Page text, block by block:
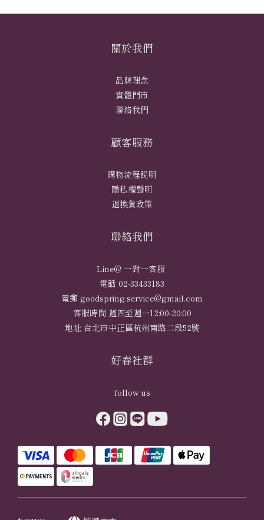
關於我們
品牌理念
實體門市
聯絡我們
顧客服務
購物流程說明
隱私權聲明
退換貨政策
聯絡我們
Line@ 一對一客服
電話 02-33433183
電郵 goodspring.service@gmail.com
客服時間 週四至週一12:00-20:00
地址 台北市中正區杭州南路二段52號
好春社群
follow us